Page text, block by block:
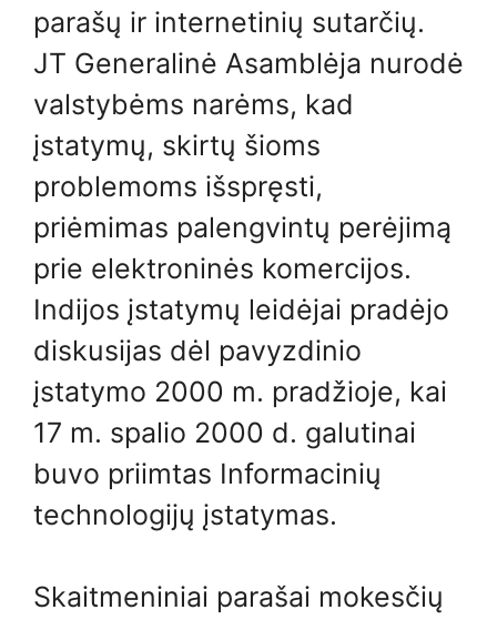
parašų ir internetinių sutarčių.
JT Generalinė Asamblėja nurodė
valstybėms narėms, kad
įstatymų, skirtų šioms
problemoms išspręsti,
priėmimas palengvintų perėjimą
prie elektroninės komercijos.
Indijos įstatymų leidėjai pradėjo
diskusijas dėl pavyzdinio
įstatymo 2000 m. pradžioje, kai
17 m. spalio 2000 d. galutinai
buvo priimtas Informacinių
technologijų įstatymas.
Skaitmeniniai parašai mokesčių